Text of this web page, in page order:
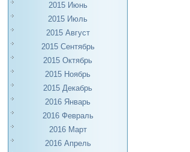
2015 Июнь
2015 Июль
2015 Август
2015 Сентябрь
2015 Октябрь
2015 Ноябрь
2015 Декабрь
2016 Январь
2016 Февраль
2016 Март
2016 Апрель